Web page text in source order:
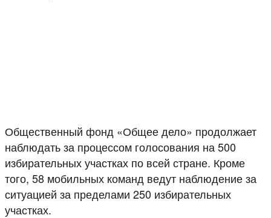
Общественный фонд «Общее дело» продолжает
наблюдать за процессом голосования на 500
избирательных участках по всей стране. Кроме
того, 58 мобильных команд ведут наблюдение за
ситуацией за пределами 250 избирательных
участках.